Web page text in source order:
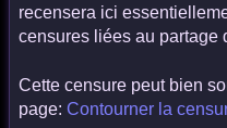
recensera ici
censures liées au partage
Cette censure peut bien
page: Contourner la